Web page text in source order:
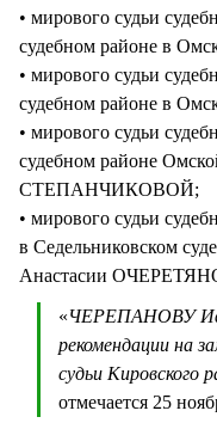
• мирового судьи
судебном районе в
• мирового судьи
судебном районе в
• мирового судьи
судебном районе
СТЕПАНЧИКОВОЙ;
• мирового судьи
в Седельниковском
Анастасии
«ЧЕРЕПАНОВУ
рекомендации на
судьи Кировского
отмечается 25